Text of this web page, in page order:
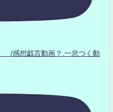
/感想戯言動画？.一息つく動